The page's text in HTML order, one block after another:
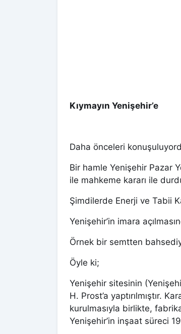
Kıymayın Yenişehir’e
Daha önceleri
Bir hamle Yenişehir Pazar
ile mahkeme kararı ile
Şimdilerde Enerji ve Tabii
Yenişehir’in imara
Örnek bir semtten
Öyle ki;
Yenişehir sitesinin
H. Prost’a yaptırılmıştır.
kurulmasıyla birlikte,
Yenişehir’in inşaat süreci